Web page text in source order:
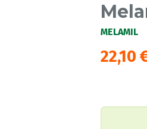
MELAMIL
22,10